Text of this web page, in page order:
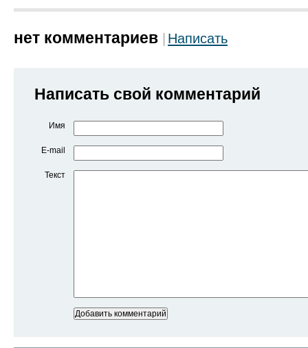
нет комментариев Написать
Написать свой комментарий
Имя
E-mail
Текст